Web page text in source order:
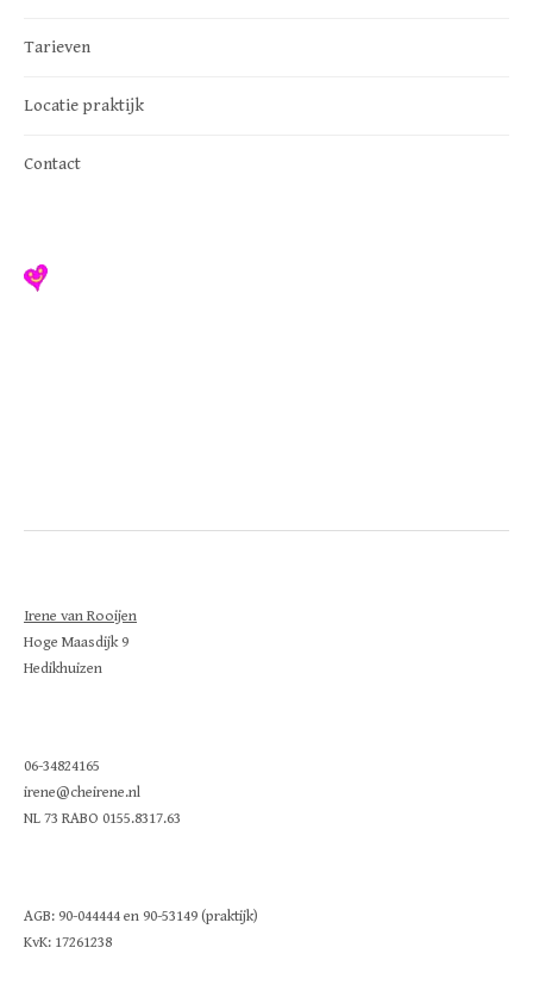
Tarieven
Locatie praktijk
Contact
Irene van Rooijen
Hoge Maasdijk 9
Hedikhuizen
06-34824165
irene@cheirene.nl
NL 73 RABO 0155.8317.63
AGB: 90-044444 en 90-53149 (praktijk)
KvK: 17261238